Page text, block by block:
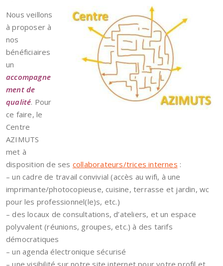
Nous veillons
à proposer à
nos
bénéficiaires
un
accompagne
ment de
qualité. Pour
ce faire, le
Centre
AZIMUTS
met à
disposition de ses collaborateurs/trices internes :
– un cadre de travail convivial (accès au wifi, à une
imprimante/photocopieuse, cuisine, terrasse et jardin, wc
pour les professionnel(le)s, etc.)
– des locaux de consultations, d’ateliers, et un espace
polyvalent (réunions, groupes, etc.) à des tarifs
démocratiques
– un agenda électronique sécurisé
– une visibilité sur notre site internet pour votre profil et